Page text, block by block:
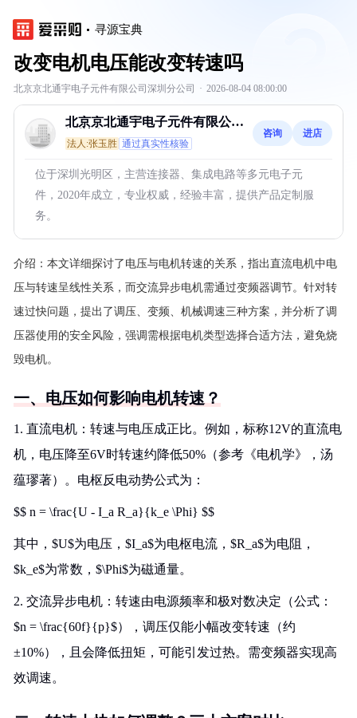
寻源宝典
改变电机电压能改变转速吗
北京京北通宇电子元件有限公司深圳分公司 · 2026-08-04 08:00:00
北京京北通宇电子元件有限公司
深圳分公司
法人:张玉胜 通过真实性核验
咨询 进店
位于深圳光明区，主营连接器、集成电路等多元电子元
件，2020年成立，专业权威，经验丰富，提供产品定制服
务。
介绍： 本文详细探讨了电压与电机转速的关系，指出直流电机中电
压与转速呈线性关系，而交流异步电机需通过变频器调节。针对转
速过快问题，提出了调压、变频、机械调速三种方案，并分析了调
压器使用的安全风险，强调需根据电机类型选择合适方法，避免烧
毁电机。
一、电压如何影响电机转速？
1. 直流电机：转速与电压成正比。例如，标称12V的直流电
机，电压降至6V时转速约降低50%（参考《电机学》，汤
蕴璆著）。电枢反电动势公式为：
$$ n = \frac{U - I_a R_a}{k_e \Phi} $$
其中，$U$为电压，$I_a$为电枢电流，$R_a$为电阻，
$k_e$为常数，$\Phi$为磁通量。
2. 交流异步电机：转速由电源频率和极对数决定（公式：
$n = \frac{60f}{p}$），调压仅能小幅改变转速（约
±10%），且会降低扭矩，可能引发过热。需变频器实现高
效调速。